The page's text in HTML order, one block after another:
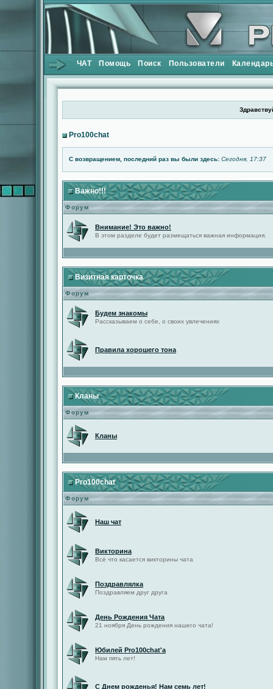
ЧАТ Помощь Поиск Пользователи
Pro100chat
С возвращением, последний раз вы были здесь: Сегодня, 17:37
Важно!!!
Форум
Внимание! Это важно!
В этом разделе будет размещаться важная информация.
Визитная карточка
Форум
Будем знакомы
Рассказываем о себе, о своих увлечениях
Правила хорошего тона
Кланы
Форум
Кланы
Pro100chat
Форум
Наш чат
Викторина
Всё что касается викторины чата
Поздравлялка
Поздравляем друг друга
День Рождения Чата
21 ноября День рождения нашего чата!
Юбилей Pro100chat'а
Нам пять лет!
С Днем рожденья! Нам семь лет!